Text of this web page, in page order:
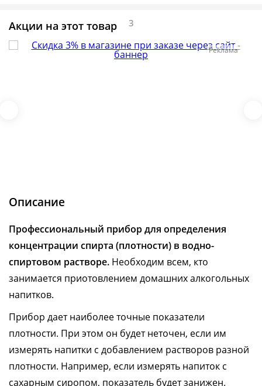
Акции на этот товар 3
Реклама
Описание
Профессиональный прибор для определения
концентрации спирта (плотности) в водно-
спиртовом растворе. Необходим всем, кто
занимается приотовлением домашних алкогольных
напитков.
Прибор дает наиболее точные показатели
плотности. При этом он будет неточен, если им
измерять напитки с добавлением растворов разной
плотности. Например, если измерять напиток с
сахарным сиропом, показатель будет занижен.